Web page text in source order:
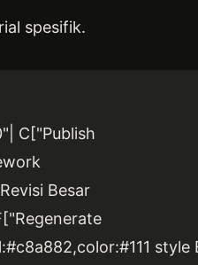
spesifik.
C["Publish
Besar
style